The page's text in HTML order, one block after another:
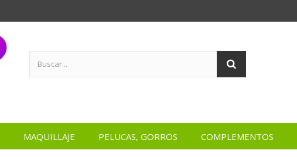
MAQUILLAJE PELUCAS, GORROS COMPLEMENTOS